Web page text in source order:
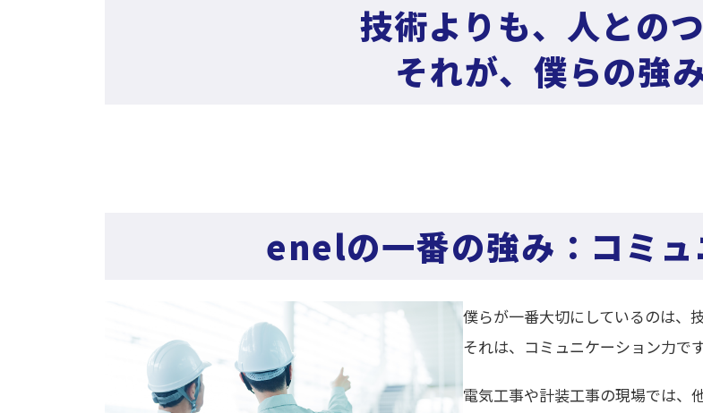
技術よりも、人とのつ
それが、僕らの強み
enelの一番の強み：コミュ
僕らが一番大切にしているのは、
それは、コミュニケーション力です
電気工事や計装工事の現場では、